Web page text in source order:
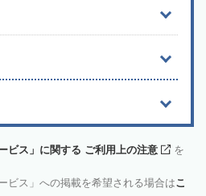
ビス」に関する ご利用上の注意
を
ビス」への掲載を希望される場合はこ